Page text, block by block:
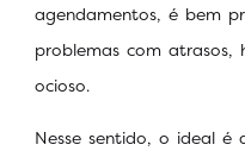
agendamentos, é bem
problemas com atrasos,
ocioso.
Nesse sentido, o ideal é